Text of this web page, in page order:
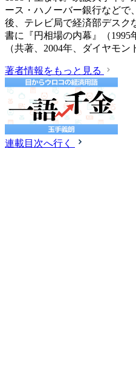
ース・ハノーバー銀行などで
後、テレビ局で経済部デスク
書に『円相場の内幕』（1995
（共著、2004年、ダイヤモン
著者情報をもっと見る
連載目次へ行く